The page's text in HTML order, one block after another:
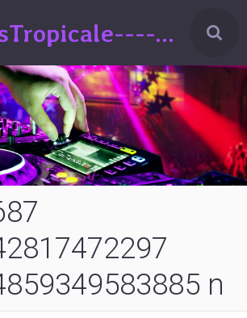
ParisTropicale-------Liberté-Egalité-Variété!!!(spectacle de Variéts Musique & Humour-sur la France-ed°2024
n